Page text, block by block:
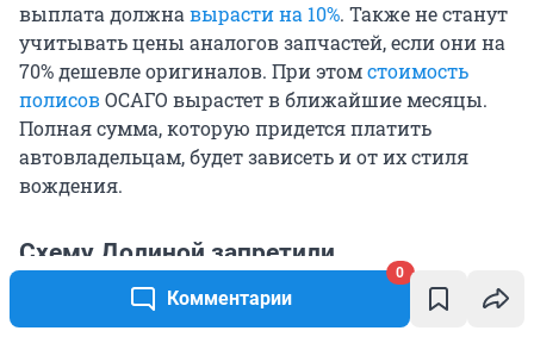
Комментарии
0
выплата должнавырасти на 10%. Также не станут
учитывать цены аналогов запчастей, если они на
70% дешевле оригиналов. При этомстоимость
полисовОСАГО вырастет в ближайшие месяцы.
Полная сумма, которую придется платить
автовладельцам, будет зависеть и от их стиля
вождения.
Схему Долиной запретили
Верховный суд России установил новые правила
для рассмотрения дел об оспариваниисделок с